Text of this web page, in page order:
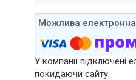
У компанії підключені
покидаючи сайту.